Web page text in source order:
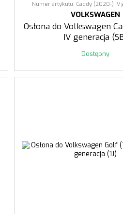
Numer artykułu: Caddy (2020-) IV
VOLKSWAGEN
Osłona do Volkswagen
IV generacja
Dostępny